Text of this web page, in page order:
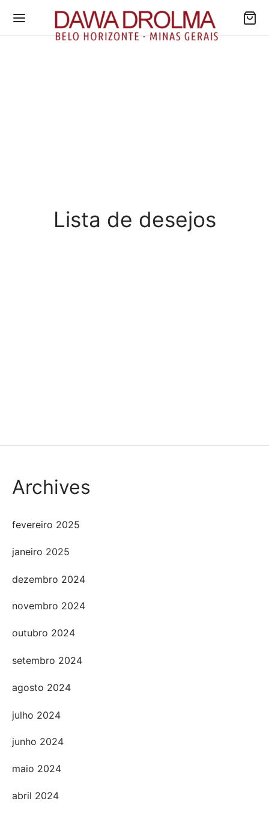
Lista de desejos
Archives
fevereiro 2025
janeiro 2025
dezembro 2024
novembro 2024
outubro 2024
setembro 2024
agosto 2024
julho 2024
junho 2024
maio 2024
abril 2024